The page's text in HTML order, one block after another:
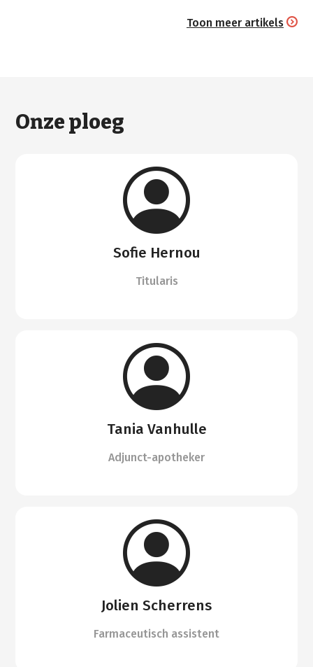
Toon meer artikels
Onze ploeg
Sofie Hernou
Titularis
Tania Vanhulle
Adjunct-apotheker
Jolien Scherrens
Farmaceutisch assistent